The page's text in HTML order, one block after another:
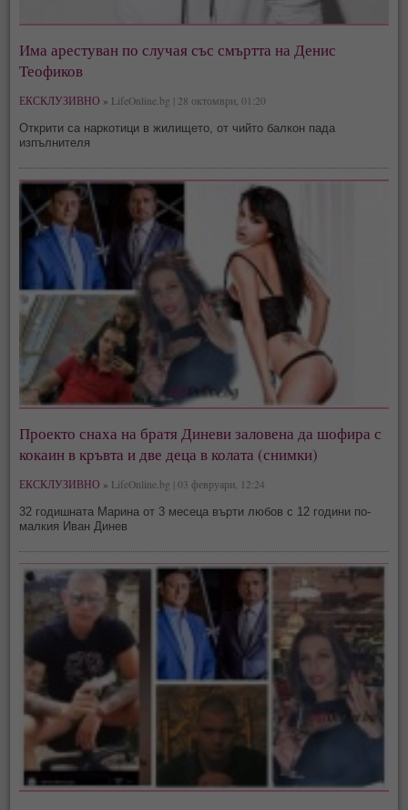
Има арестуван по случая със смъртта на Денис
Теофиков
ЕКСКЛУЗИВНО » LifeOnline.bg | 28 октомври, 01:20
Открити са наркотици в жилището, от чийто балкон пада
изпълнителя
Проекто снаха на братя Диневи заловена да шофира с
кокаин в кръвта и две деца в колата (снимки)
ЕКСКЛУЗИВНО » LifeOnline.bg | 03 февруари, 12:24
32 годишната Марина от 3 месеца върти любов с 12 години по-
малкия Иван Динев